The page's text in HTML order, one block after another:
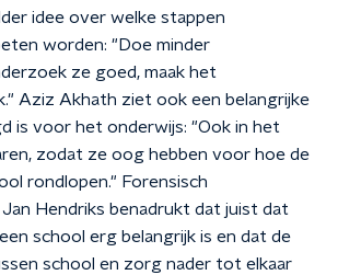
idee over welke stappen
worden: "Doe minder
ze goed, maak het
Aziz Akhath ziet ook een belangrijke
is voor het onderwijs: "Ook in het
zodat ze oog hebben voor hoe de
rondlopen." Forensisch
Hendriks benadrukt dat juist dat
school erg belangrijk is en dat de
school en zorg nader tot elkaar